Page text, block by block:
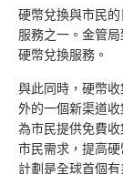
硬幣兌換與市民
服務之一。金管
硬幣兌換服務。
與此同時，硬幣
外的一個新渠道
為市民提供免費
市民需求，提高
計劃是全球首個